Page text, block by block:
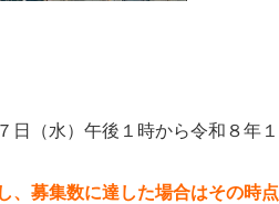
水）午後１時から令和８年１
、募集数に達した場合はその時点